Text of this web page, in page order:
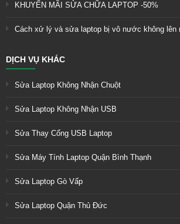
KHUYẾN MÃI SỬA CHỮA LAPTOP -50%
Cách xử lý và sửa laptop bị vô nước không lên
DỊCH VỤ KHÁC
Sửa Laptop Không Nhận Chuột
Sửa Laptop Không Nhận USB
Sửa Thay Cổng USB Laptop
Sửa Máy Tính Laptop Quận Bình Thạnh
Sửa Laptop Gò Vấp
Sửa Laptop Quận Thủ Đức